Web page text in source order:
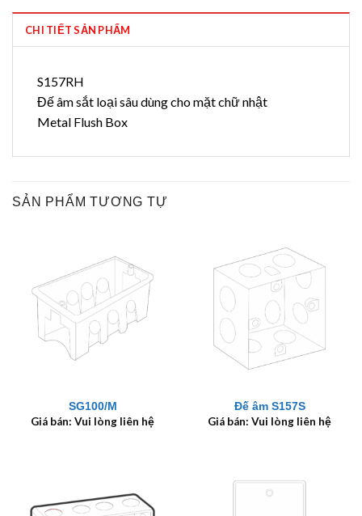
CHI TIẾT SẢN PHẨM
S157RH
Đế âm sắt loại sâu dùng cho mặt chữ nhật
Metal Flush Box
SẢN PHẨM TƯƠNG TỰ
SG100/M
Giá bán: Vui lòng liên hệ
Đế âm S157S
Giá bán: Vui lòng liên hệ